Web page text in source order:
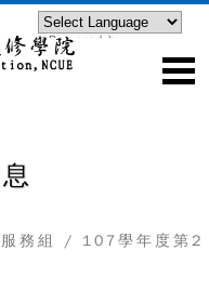
Powered by
務組 / 107學年度第2